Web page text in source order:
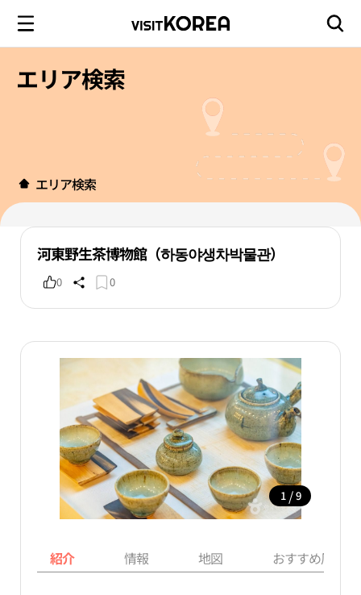
エリア検索
エリア検索
河東野生茶博物館（하동야생차박물관）
0 0
1 / 9
紹介 情報 地図 おすすめ周辺